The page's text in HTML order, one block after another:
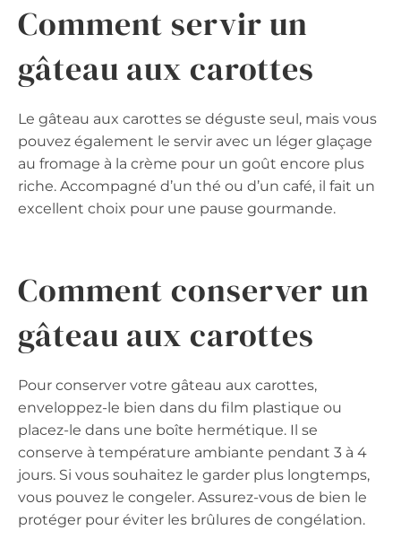
Comment servir un
gâteau aux carottes
Le gâteau aux carottes se déguste seul, mais vous
pouvez également le servir avec un léger glaçage
au fromage à la crème pour un goût encore plus
riche. Accompagné d’un thé ou d’un café, il fait un
excellent choix pour une pause gourmande.
Comment conserver un
gâteau aux carottes
Pour conserver votre gâteau aux carottes,
enveloppez-le bien dans du film plastique ou
placez-le dans une boîte hermétique. Il se
conserve à température ambiante pendant 3 à 4
jours. Si vous souhaitez le garder plus longtemps,
vous pouvez le congeler. Assurez-vous de bien le
protéger pour éviter les brûlures de congélation.